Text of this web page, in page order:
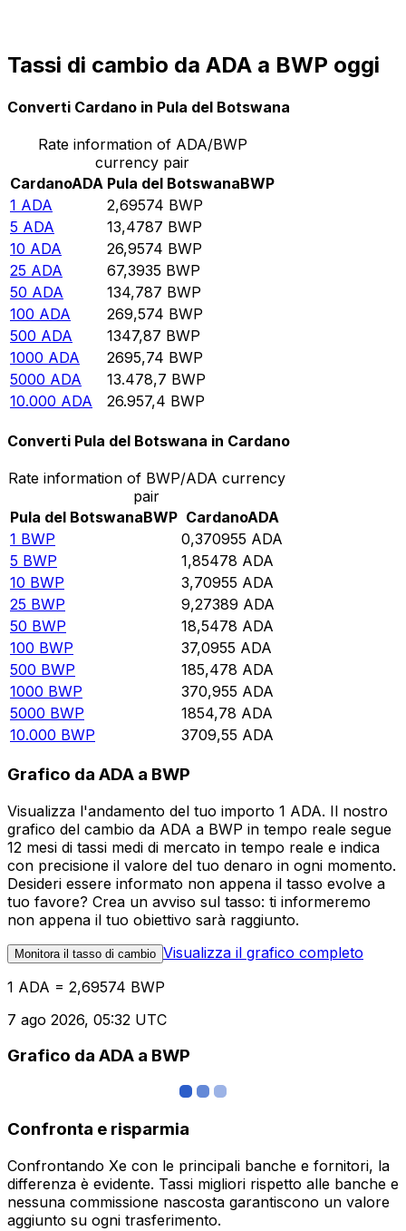
Tassi di cambio da ADA a BWP oggi
Converti Cardano in Pula del Botswana
Rate information of ADA/BWP
currency pair
CardanoADA Pula del BotswanaBWP
1 ADA 2,69574 BWP
5 ADA 13,4787 BWP
10 ADA 26,9574 BWP
25 ADA 67,3935 BWP
50 ADA 134,787 BWP
100 ADA 269,574 BWP
500 ADA 1347,87 BWP
1000 ADA 2695,74 BWP
5000 ADA 13.478,7 BWP
10.000 ADA 26.957,4 BWP
Converti Pula del Botswana in Cardano
Rate information of BWP/ADA currency
pair
Pula del BotswanaBWP CardanoADA
1 BWP 0,370955 ADA
5 BWP 1,85478 ADA
10 BWP 3,70955 ADA
25 BWP 9,27389 ADA
50 BWP 18,5478 ADA
100 BWP 37,0955 ADA
500 BWP 185,478 ADA
1000 BWP 370,955 ADA
5000 BWP 1854,78 ADA
10.000 BWP 3709,55 ADA
Grafico da ADA a BWP
Visualizza l'andamento del tuo importo 1 ADA. Il nostro
grafico del cambio da ADA a BWP in tempo reale segue
12 mesi di tassi medi di mercato in tempo reale e indica
con precisione il valore del tuo denaro in ogni momento.
Desideri essere informato non appena il tasso evolve a
tuo favore? Crea un avviso sul tasso: ti informeremo
non appena il tuo obiettivo sarà raggiunto.
Monitora il tasso di cambio Visualizza il grafico completo
1 ADA = 2,69574 BWP
7 ago 2026, 05:32 UTC
Grafico da ADA a BWP
Confronta e risparmia
Confrontando Xe con le principali banche e fornitori, la
differenza è evidente. Tassi migliori rispetto alle banche e
nessuna commissione nascosta garantiscono un valore
aggiunto su ogni trasferimento.